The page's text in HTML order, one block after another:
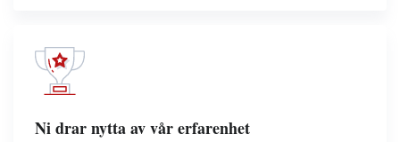
Ni drar nytta av vår erfarenhet